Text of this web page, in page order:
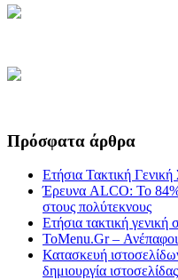
Πρόσφατα άρθρα
Ετήσια Τακτική
Έρευνα ALCO: Το
στους πολύτεκνους
Ετήσια τακτική
ToMenu.Gr –
Κατασκευή
δημιουργία